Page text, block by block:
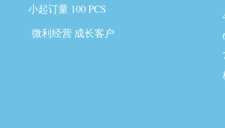
小起订量 100 PCS
微利经营 成长客户